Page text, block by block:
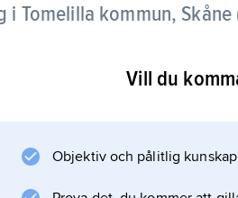
i Tomelilla kommun, Skåne
i församlingen
delvis i kuperad
Vill du
Objektiv och pålitlig